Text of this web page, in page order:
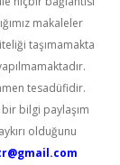
makaleler
taşımamakta
tesadüfidir.
bilgi paylaşım
olduğunu